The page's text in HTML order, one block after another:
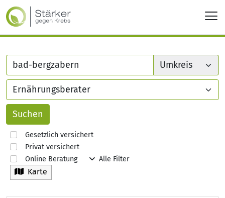
Gesetzlich versichert
Privat versichert
Online Beratung
Alle Filter
Karte